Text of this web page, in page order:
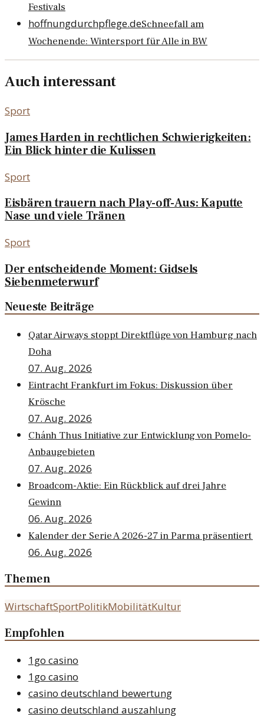
Festivals
hoffnungdurchpflege.deSchneefall am
Wochenende: Wintersport für Alle in BW
Auch interessant
Sport
James Harden in rechtlichen Schwierigkeiten:
Ein Blick hinter die Kulissen
Sport
Eisbären trauern nach Play-off-Aus: Kaputte
Nase und viele Tränen
Sport
Der entscheidende Moment: Gidsels
Siebenmeterwurf
Neueste Beiträge
Qatar Airways stoppt Direktflüge von Hamburg nach
Doha
07. Aug. 2026
Eintracht Frankfurt im Fokus: Diskussion über
Krösche
07. Aug. 2026
Chánh Thus Initiative zur Entwicklung von Pomelo-
Anbaugebieten
07. Aug. 2026
Broadcom-Aktie: Ein Rückblick auf drei Jahre
Gewinn
06. Aug. 2026
Kalender der Serie A 2026-27 in Parma präsentiert
06. Aug. 2026
Themen
WirtschaftSportPolitikMobilitätKultur
Empfohlen
1go casino
1go casino
casino deutschland bewertung
casino deutschland auszahlung